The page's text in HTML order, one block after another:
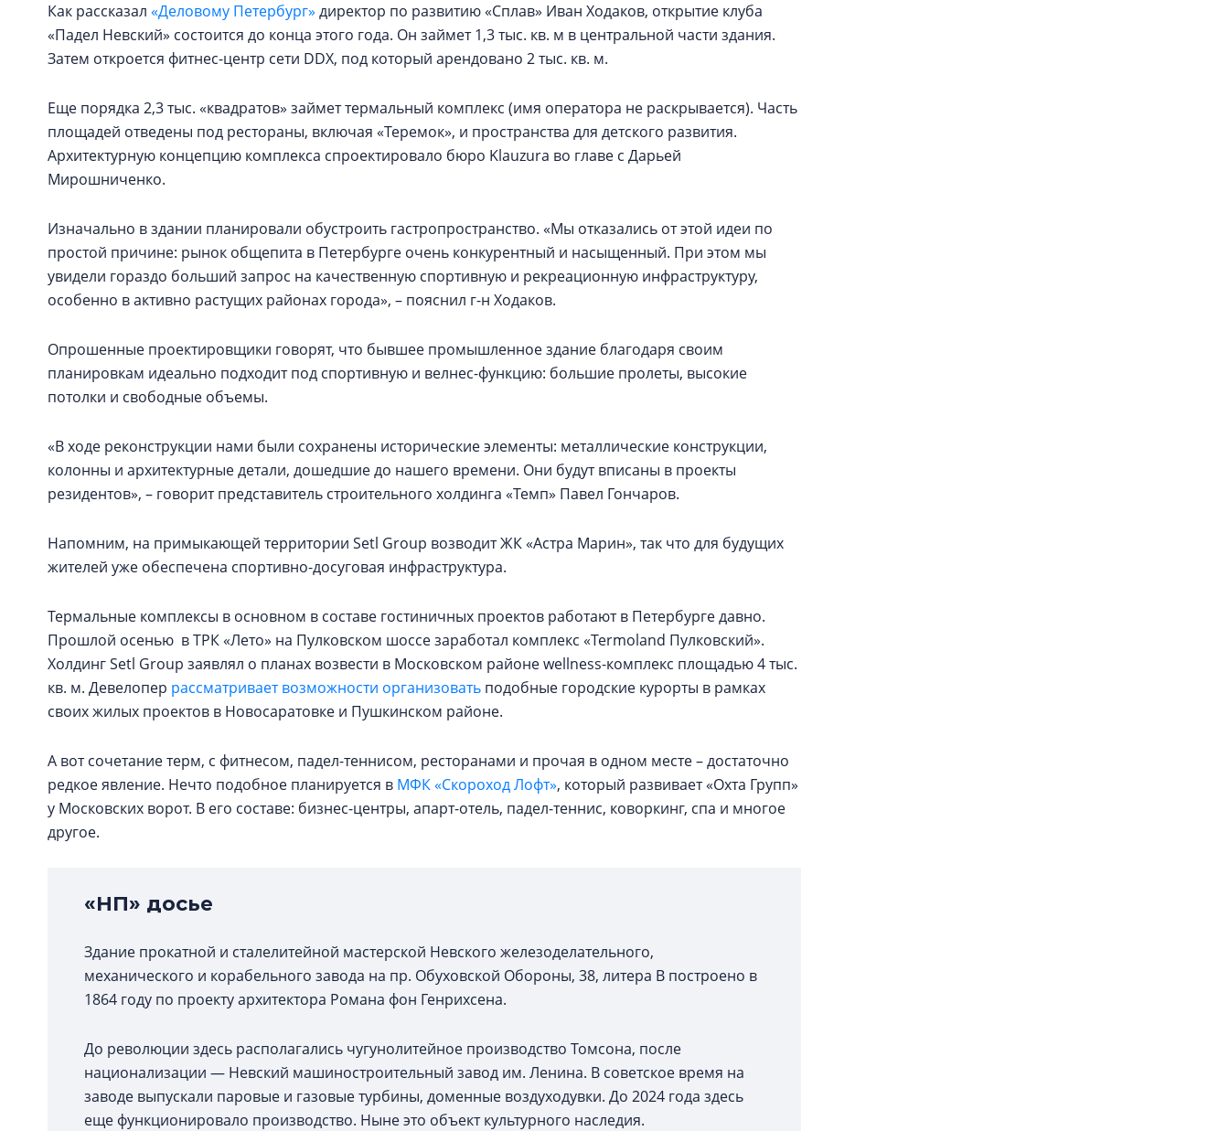
Как рассказал «Деловому Петербург» директор по развитию «Сплав» Иван Ходаков, открытие клуба
«Падел Невский» состоится до конца этого года. Он займет 1,3 тыс. кв. м в центральной части здания.
Затем откроется фитнес-центр сети DDX, под который арендовано 2 тыс. кв. м.
Еще порядка 2,3 тыс. «квадратов» займет термальный комплекс (имя оператора не раскрывается). Часть
площадей отведены под рестораны, включая «Теремок», и пространства для детского развития.
Архитектурную концепцию комплекса спроектировало бюро Klauzura во главе с Дарьей
Мирошниченко.
Изначально в здании планировали обустроить гастропространство. «Мы отказались от этой идеи по
простой причине: рынок общепита в Петербурге очень конкурентный и насыщенный. При этом мы
увидели гораздо больший запрос на качественную спортивную и рекреационную инфраструктуру,
особенно в активно растущих районах города», – пояснил г-н Ходаков.
Опрошенные проектировщики говорят, что бывшее промышленное здание благодаря своим
планировкам идеально подходит под спортивную и велнес-функцию: большие пролеты, высокие
потолки и свободные объемы.
«В ходе реконструкции нами были сохранены исторические элементы: металлические конструкции,
колонны и архитектурные детали, дошедшие до нашего времени. Они будут вписаны в проекты
резидентов», – говорит представитель строительного холдинга «Темп» Павел Гончаров.
Напомним, на примыкающей территории Setl Group возводит ЖК «Астра Марин», так что для будущих
жителей уже обеспечена спортивно-досуговая инфраструктура.
Термальные комплексы в основном в составе гостиничных проектов работают в Петербурге давно.
Прошлой осенью в ТРК «Лето» на Пулковском шоссе заработал комплекс «Termoland Пулковский».
Холдинг Setl Group заявлял о планах возвести в Московском районе wellness-комплекс площадью 4 тыс.
кв. м. Девелопер рассматривает возможности организовать подобные городские курорты в рамках
своих жилых проектов в Новосаратовке и Пушкинском районе.
А вот сочетание терм, с фитнесом, падел-теннисом, ресторанами и прочая в одном месте – достаточно
редкое явление. Нечто подобное планируется в МФК «Скороход Лофт», который развивает «Охта Групп»
у Московских ворот. В его составе: бизнес-центры, апарт-отель, падел-теннис, коворкинг, спа и многое
другое.
«НП» досье
Здание прокатной и сталелитейной мастерской Невского железоделательного,
механического и корабельного завода на пр. Обуховской Обороны, 38, литера В построено в
1864 году по проекту архитектора Романа фон Генрихсена.
До революции здесь располагались чугунолитейное производство Томсона, после
национализации — Невский машиностроительный завод им. Ленина. В советское время на
заводе выпускали паровые и газовые турбины, доменные воздуходувки. До 2024 года здесь
еще функционировало производство. Ныне это объект культурного наследия.